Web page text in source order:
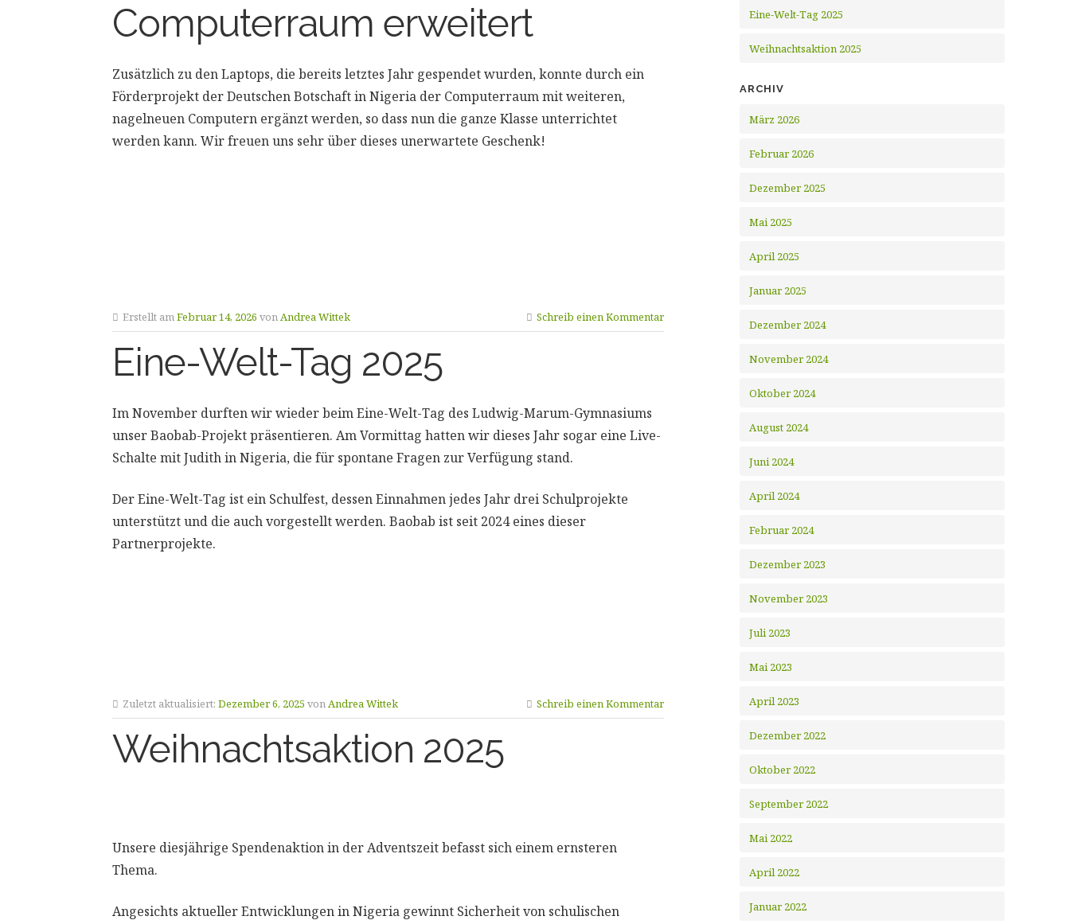
Computerraum erweitert
Zusätzlich zu den Laptops, die bereits letztes Jahr gespendet wurden, konnte durch ein
Förderprojekt der Deutschen Botschaft in Nigeria der Computerraum mit weiteren,
nagelneuen Computern ergänzt werden, so dass nun die ganze Klasse unterrichtet
werden kann. Wir freuen uns sehr über dieses unerwartete Geschenk!
Erstellt amFebruar 14, 2026 vonAndrea Wittek Schreib einen Kommentar
Eine-Welt-Tag 2025
Im November durften wir wieder beim Eine-Welt-Tag des Ludwig-Marum-Gymnasiums
unser Baobab-Projekt präsentieren. Am Vormittag hatten wir dieses Jahr sogar eine Live-
Schalte mit Judith in Nigeria, die für spontane Fragen zur Verfügung stand.
Der Eine-Welt-Tag ist ein Schulfest, dessen Einnahmen jedes Jahr drei Schulprojekte
unterstützt und die auch vorgestellt werden. Baobab ist seit 2024 eines dieser
Partnerprojekte.
Zuletzt aktualisiert:Dezember 6, 2025 vonAndrea Wittek Schreib einen Kommentar
Weihnachtsaktion 2025
Unsere diesjährige Spendenaktion in der Adventszeit befasst sich einem ernsteren
Thema.
Angesichts aktueller Entwicklungen in Nigeria gewinnt Sicherheit von schulischen
Eine-Welt-Tag 2025
Weihnachtsaktion 2025
ARCHIV
März 2026
Februar 2026
Dezember 2025
Mai 2025
April 2025
Januar 2025
Dezember 2024
November 2024
Oktober 2024
August 2024
Juni 2024
April 2024
Februar 2024
Dezember 2023
November 2023
Juli 2023
Mai 2023
April 2023
Dezember 2022
Oktober 2022
September 2022
Mai 2022
April 2022
Januar 2022